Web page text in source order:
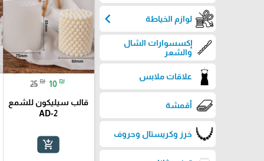
لوازم الخياطة chevron_left
إكسسوارات الشال
والشعر
علاقات ملابس
أقمشة
خرز وكريستال وحروف
25 ₪ 10 ₪
قالب سيليكون للشمع
AD-2
add_shopping_cart